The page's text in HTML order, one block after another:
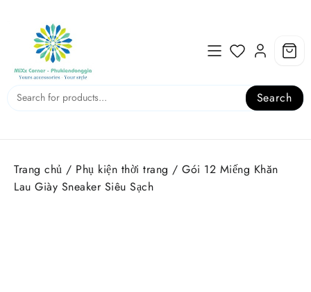
content
Search
Trang chủ / Phụ kiện thời trang / Gói 12 Miếng Khăn
Lau Giày Sneaker Siêu Sạch